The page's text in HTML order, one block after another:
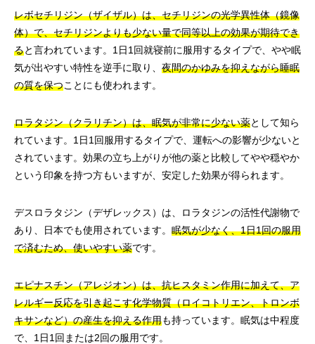
レボセチリジン（ザイザル）は、セチリジンの光学異性体（鏡像
体）で、セチリジンよりも少ない量で同等以上の効果が期待でき
ると言われています。1日1回就寝前に服用するタイプで、やや眠
気が出やすい特性を逆手に取り、 夜間のかゆみを抑えながら睡眠
の質を保つことにも使われます。
ロラタジン（クラリチン）は、眠気が非常に少ない薬として知ら
れています。1日1回服用するタイプで、運転への影響が少ないと
されています。効果の立ち上がりが他の薬と比較してやや穏やか
という印象を持つ方もいますが、安定した効果が得られます。
デスロラタジン（デザレックス）は、ロラタジンの活性代謝物で
あり、日本でも使用されています。 眠気が少なく、1日1回の服用
で済むため、使いやすい薬です。
エピナスチン（アレジオン）は、抗ヒスタミン作用に加えて、ア
レルギー反応を引き起こす化学物質（ロイコトリエン、トロンボ
キサンなど）の産生を抑える作用も持っています。眠気は中程度
で、1日1回または2回の服用です。